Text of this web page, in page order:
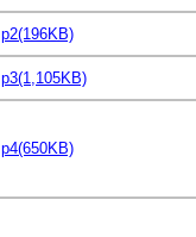
p2(196KB)
p3(1,105KB)
p4(650KB)